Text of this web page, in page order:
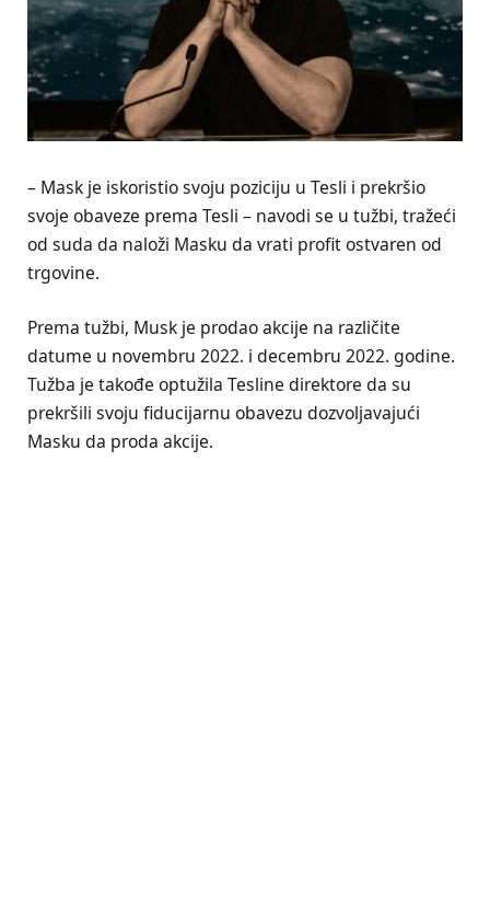
– Mask je iskoristio svoju poziciju u Tesli i prekršio
svoje obaveze prema Tesli – navodi se u tužbi, tražeći
od suda da naloži Masku da vrati profit ostvaren od
trgovine.
Prema tužbi, Musk je prodao akcije na različite
datume u novembru 2022. i decembru 2022. godine.
Tužba je takođe optužila Tesline direktore da su
prekršili svoju fiducijarnu obavezu dozvoljavajući
Masku da proda akcije.